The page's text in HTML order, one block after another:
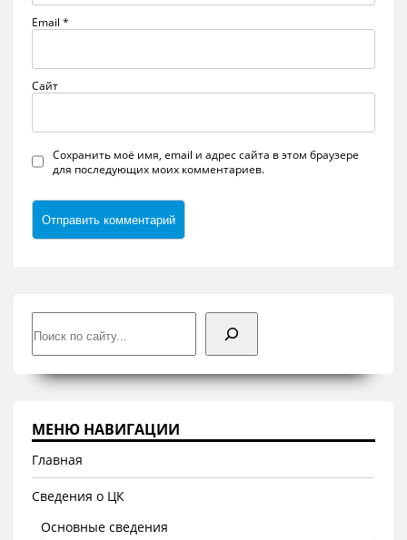
Email *
Сайт
Сохранить моё имя, email и адрес сайта в этом браузере
для последующих моих комментариев.
МЕНЮ НАВИГАЦИИ
Главная
Сведения о ЦК
Основные сведения